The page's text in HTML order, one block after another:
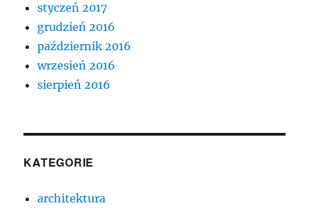
styczeń 2017
grudzień 2016
październik 2016
wrzesień 2016
sierpień 2016
KATEGORIE
architektura